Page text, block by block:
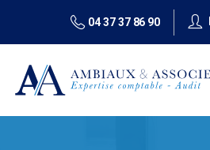
04 37 37 86 90